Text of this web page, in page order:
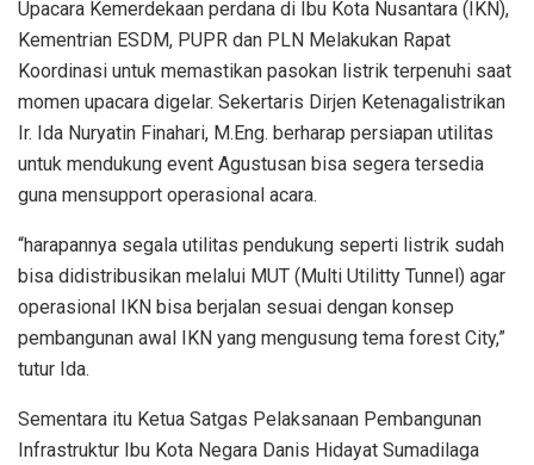
Upacara Kemerdekaan perdana di Ibu Kota Nusantara (IKN),
Kementrian ESDM, PUPR dan PLN Melakukan Rapat
Koordinasi untuk memastikan pasokan listrik terpenuhi saat
momen upacara digelar. Sekertaris Dirjen Ketenagalistrikan
Ir. Ida Nuryatin Finahari, M.Eng. berharap persiapan utilitas
untuk mendukung event Agustusan bisa segera tersedia
guna mensupport operasional acara.
“harapannya segala utilitas pendukung seperti listrik sudah
bisa didistribusikan melalui MUT (Multi Utilitty Tunnel) agar
operasional IKN bisa berjalan sesuai dengan konsep
pembangunan awal IKN yang mengusung tema forest City,”
tutur Ida.
Sementara itu Ketua Satgas Pelaksanaan Pembangunan
Infrastruktur Ibu Kota Negara Danis Hidayat Sumadilaga